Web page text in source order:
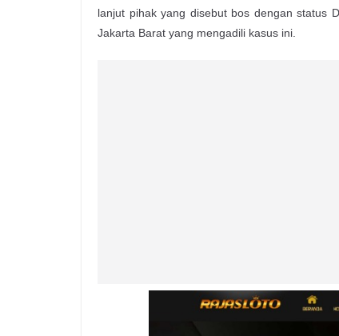
lanjut pihak yang disebut bos dengan status
Jakarta Barat yang mengadili kasus ini.